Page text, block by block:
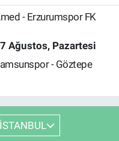
- Erzurumspor FK
Ağustos, Pazartesi
- Göztepe